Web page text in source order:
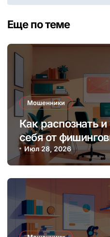
Еще по теме
Мошенники
Как распознать и
себя от
мессенджеров
Июл 28, 2026